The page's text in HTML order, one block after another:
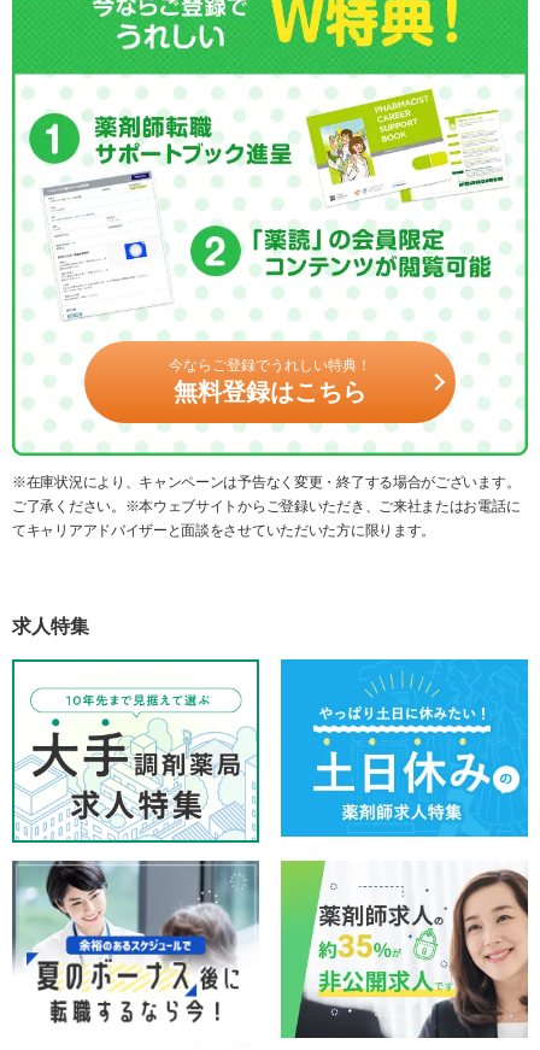
今ならご登録でうれしい特典！
無料登録はこちら
※在庫状況により、キャンペーンは予告なく変更・終了する場合がございます。
ご了承ください。※本ウェブサイトからご登録いただき、ご来社またはお電話に
てキャリアアドバイザーと面談をさせていただいた方に限ります。
求人特集